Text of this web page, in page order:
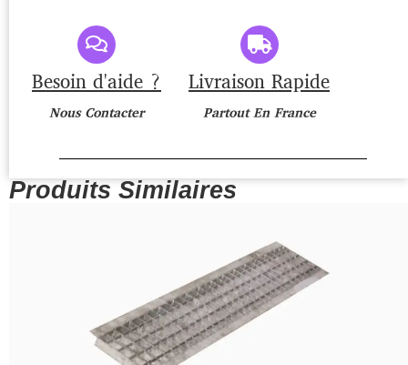
Besoin d'aide ?
Nous Contacter
Livraison Rapide
Partout En France
Produits Similaires